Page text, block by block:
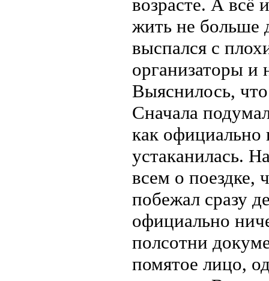
возрасте. А всё
жить не больше
выспался с
организаторы и
Выяснилось,
Сначала
как официально
устаканилась.
всем о поездке,
побежал сразу
официально
полсотни
помятое лицо,